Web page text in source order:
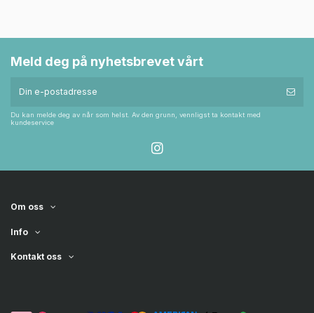
Meld deg på nyhetsbrevet vårt
Du kan melde deg av når som helst. Av den grunn, vennligst ta kontakt med
kundeservice
Om oss
Info
Kontakt oss